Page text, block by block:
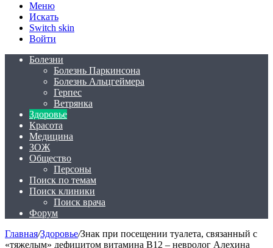
Меню
Искать
Switch skin
Войти
Болезни
Болезнь Паркинсона
Болезнь Альцгеймера
Герпес
Ветрянка
Здоровье
Красота
Медицина
ЗОЖ
Общество
Персоны
Поиск по темам
Поиск клиники
Поиск врача
Форум
Главная/Здоровье/Знак при посещении туалета, связанный с
«тяжелым» дефицитом витамина B12 – невролог Алехина